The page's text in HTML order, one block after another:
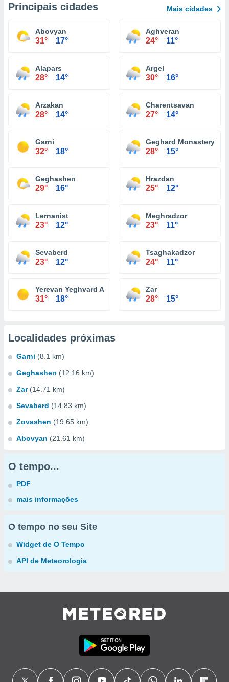
Principais cidades Mais cidades
Abovyan
31° 17°
Aghveran
24° 11°
Alapars
28° 14°
Argel
30° 16°
Arzakan
28° 14°
Charentsavan
27° 14°
Garni
32° 18°
Geghard Monastery
28° 15°
Geghashen
29° 16°
Hrazdan
25° 12°
Lernanist
23° 12°
Meghradzor
23° 11°
Sevaberd
23° 12°
Tsaghakadzor
24° 11°
Yerevan Yeghvard Airport
31° 18°
Zar
28° 15°
Localidades próximas
Garni (8.1 km)
Geghashen (12.16 km)
Zar (14.71 km)
Sevaberd (14.83 km)
Zovashen (19.65 km)
Abovyan (21.61 km)
O tempo...
PDF
mais informações
O tempo no seu Site
Widget de O Tempo
API de Meteorologia